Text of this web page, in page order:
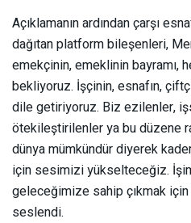
Açıklamanın ardından çarşı
dağıtan platform bileşenleri,
emekçinin, emeklinin bayramı,
bekliyoruz. İşçinin, esnafın,
dile getiriyoruz. Biz ezilenler,
ötekileştirilenler ya bu düzene
dünya mümkündür diyerek
için sesimizi yükselteceğiz.
geleceğimize sahip çıkmak için
seslendi.